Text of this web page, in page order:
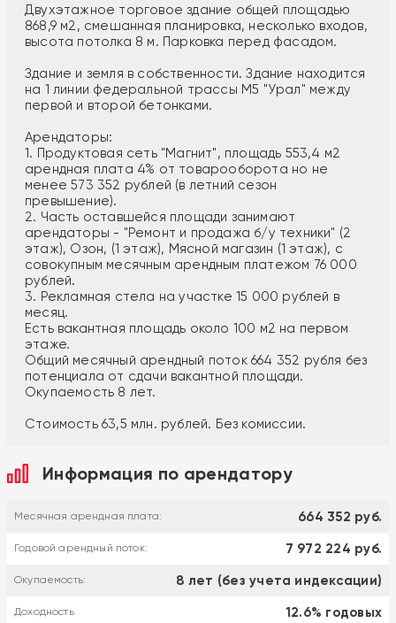
Двухэтажное торговое здание общей площадью
868,9 м2, смешанная планировка, несколько входов,
высота потолка 8 м. Парковка перед фасадом.
Здание и земля в собственности. Здание находится
на 1 линии федеральной трассы М5 "Урал" между
первой и второй бетонками.
Арендаторы:
1. Продуктовая сеть "Магнит", площадь 553,4 м2
арендная плата 4% от товарооборота но не
менее 573 352 рублей (в летний сезон
превышение).
2. Часть оставшейся площади занимают
арендаторы - "Ремонт и продажа б/у техники" (2
этаж), Озон, (1 этаж), Мясной магазин (1 этаж), с
совокупным месячным арендным платежом 76 000
рублей.
3. Рекламная стела на участке 15 000 рублей в
месяц.
Есть вакантная площадь около 100 м2 на первом
этаже.
Общий месячный арендный поток 664 352 рубля без
потенциала от сдачи вакантной площади.
Окупаемость 8 лет.
Стоимость 63,5 млн. рублей. Без комиссии.
Информация по арендатору
Месячная арендная плата: 664 352 руб.
Годовой арендный поток: 7 972 224 руб.
Окупаемость: 8 лет (без учета индексации)
Доходность 12.6% годовых